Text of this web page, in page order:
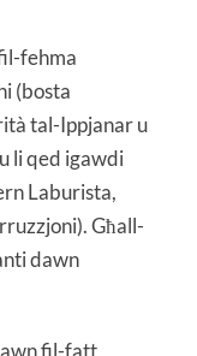
fehma
(bosta
tal-Ippjanar u
li qed igawdi
Laburista,
Għall-
dawn
fil-fatt